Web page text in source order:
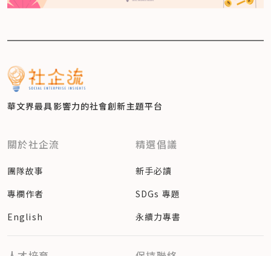
華文界最具影響力的社會創新主題平台
關於社企流
團隊故事
專欄作者
English
精選倡議
新手必讀
SDGs 專題
永續力專書